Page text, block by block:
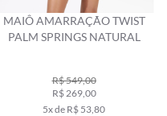
MAIÔ AMARRAÇÃO TWIST
PALM SPRINGS NATURAL
R$ 549,00
R$ 269,00
5x de R$ 53,80